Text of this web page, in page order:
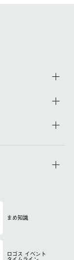
まめ知識
ロゴス イベント